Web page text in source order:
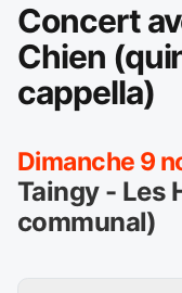
Concert
Chien
cappella)
Dimanche 9
Taingy - Les
communal)